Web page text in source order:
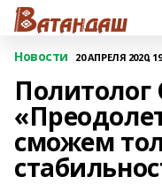
Новости 20 АПРЕЛЯ 2020,
Политолог
сможем